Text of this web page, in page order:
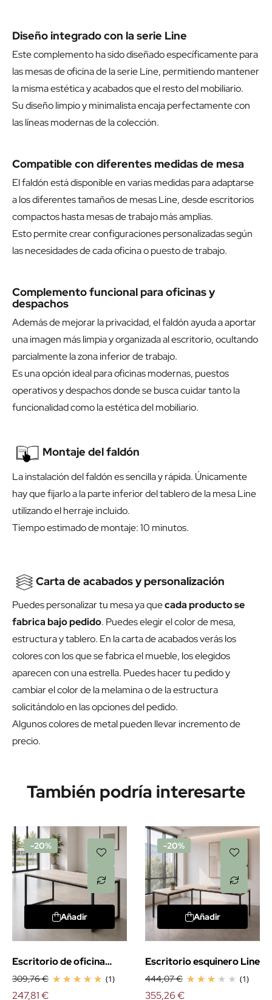
Diseño integrado con la serie Line
Este complemento ha sido diseñado específicamente para
las mesas de oficina de la serie Line, permitiendo mantener
la misma estética y acabados que el resto del mobiliario.
Su diseño limpio y minimalista encaja perfectamente con
las líneas modernas de la colección.
Compatible con diferentes medidas de mesa
El faldón está disponible en varias medidas para adaptarse
a los diferentes tamaños de mesas Line, desde escritorios
compactos hasta mesas de trabajo más amplias.
Esto permite crear configuraciones personalizadas según
las necesidades de cada oficina o puesto de trabajo.
Complemento funcional para oficinas y
despachos
Además de mejorar la privacidad, el faldón ayuda a aportar
una imagen más limpia y organizada al escritorio, ocultando
parcialmente la zona inferior de trabajo.
Es una opción ideal para oficinas modernas, puestos
operativos y despachos donde se busca cuidar tanto la
funcionalidad como la estética del mobiliario.
Montaje del faldón
La instalación del faldón es sencilla y rápida. Únicamente
hay que fijarlo a la parte inferior del tablero de la mesa Line
utilizando el herraje incluido.
Tiempo estimado de montaje: 10 minutos.
Carta de acabados y personalización
Puedes personalizar tu mesa ya quecada producto se
fabrica bajo pedido. Puedes elegir el color de mesa,
estructura y tablero. En la carta de acabados verás los
colores con los que se fabrica el mueble, los elegidos
aparecen con una estrella. Puedes hacer tu pedido y
cambiar el color de la melamina o de la estructura
solicitándolo en las opciones del pedido.
Algunos colores de metal pueden llevar incremento de
precio.
También podría interesarte
-20%
Añadir
Escritorio de oficina
Strip
309,76 € (1)
247,81 €
-20%
Añadir
Escritorio esquinero Line
444,07 € (1)
355,26 €